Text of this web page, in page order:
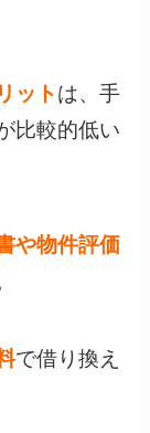
ットは、手
比較的低い
や物件評価
で借り換え